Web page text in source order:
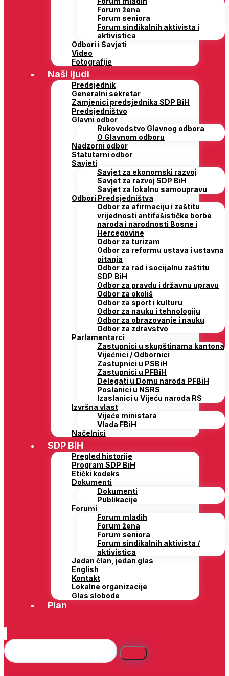
Forum žena
Forum seniora
Forum sindikalnih aktivista i
aktivistica
Odbori i Savjeti
Video
Fotografije
Naši ljudi
Predsjednik
Generalni sekretar
Zamjenici predsjednika SDP BiH
Predsjedništvo
Glavni odbor
Rukovodstvo Glavnog odbora
O Glavnom odboru
Nadzorni odbor
Statutarni odbor
Savjeti
Savjet za ekonomski razvoj
Savjet za razvoj SDP BiH
Savjet za lokalnu samoupravu
Odbori Predsjedništva
Odbor za afirmaciju i zaštitu
vrijednosti antifašističke borbe
naroda i narodnosti Bosne i
Hercegovine
Odbor za turizam
Odbor za reformu ustava i ustavna
pitanja
Odbor za rad i socijalnu zaštitu
SDP BiH
Odbor za pravdu i državnu upravu
Odbor za okoliš
Odbor za sport i kulturu
Odbor za nauku i tehnologiju
Odbor za obrazovanje i nauku
Odbor za zdravstvo
Parlamentarci
Zastupnici u skupštinama kantona
Vijećnici / Odbornici
Zastupnici u PSBiH
Zastupnici u PFBiH
Delegati u Domu naroda PFBiH
Poslanici u NSRS
Izaslanici u Vijeću naroda RS
Izvršna vlast
Vijeće ministara
Vlada FBiH
Načelnici
SDP BiH
Pregled historije
Program SDP BiH
Etički kodeks
Dokumenti
Dokumenti
Publikacije
Forumi
Forum mladih
Forum žena
Forum seniora
Forum sindikalnih aktivista /
aktivistica
Jedan član, jedan glas
English
Kontakt
Lokalne organizacije
Glas slobode
Plan